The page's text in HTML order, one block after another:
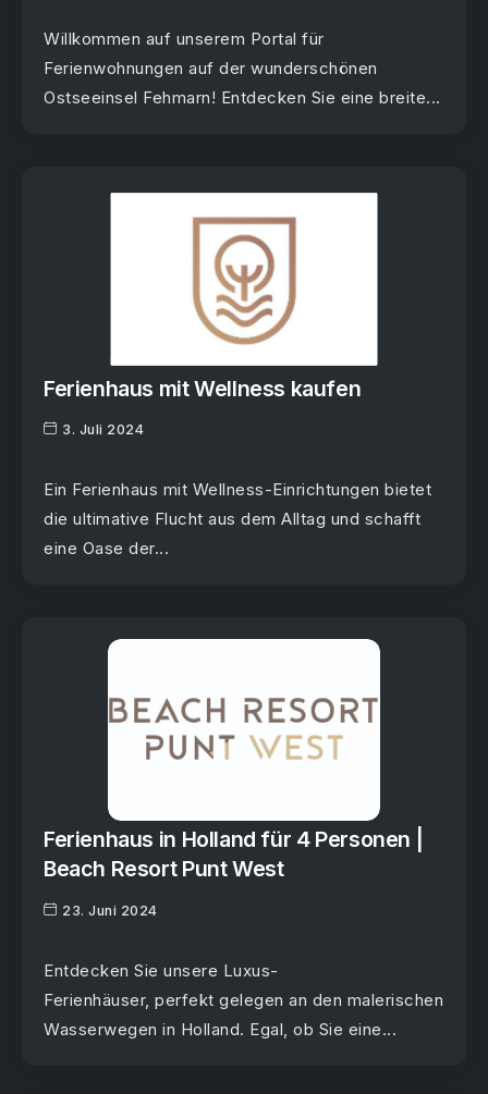
Willkommen auf unserem Portal für
Ferienwohnungen auf der wunderschönen
Ostseeinsel Fehmarn! Entdecken Sie eine breite...
Ferienhaus mit Wellness kaufen
3. Juli 2024
Ein Ferienhaus mit Wellness-Einrichtungen bietet
die ultimative Flucht aus dem Alltag und schafft
eine Oase der...
Ferienhaus in Holland für 4 Personen |
Beach Resort Punt West
23. Juni 2024
Entdecken Sie unsere Luxus-
Ferienhäuser, perfekt gelegen an den malerischen
Wasserwegen in Holland. Egal, ob Sie eine...